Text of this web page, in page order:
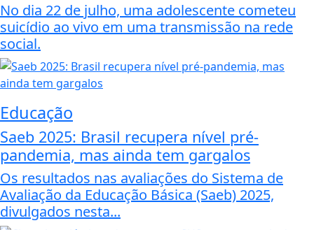
No dia 22 de julho, uma adolescente cometeu
suicídio ao vivo em uma transmissão na rede
social.
Educação
Saeb 2025: Brasil recupera nível pré-
pandemia, mas ainda tem gargalos
Os resultados nas avaliações do Sistema de
Avaliação da Educação Básica (Saeb) 2025,
divulgados nesta...